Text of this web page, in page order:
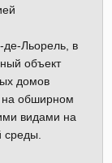
Льорель, в
объект
домов
обширном
видами на
среды.